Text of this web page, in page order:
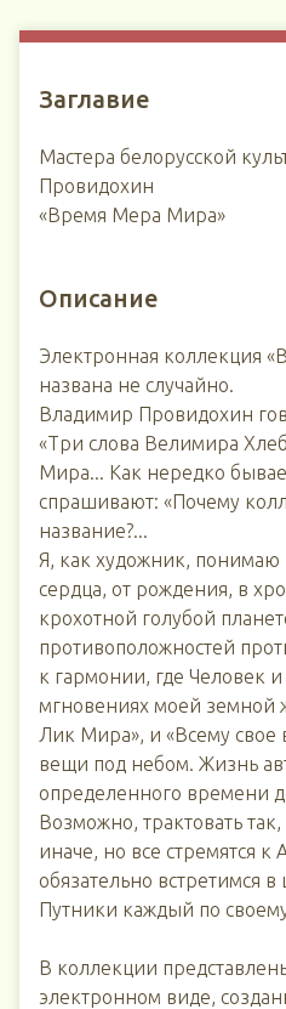
Заглавие
Мастера белорусской
Провидохин
«Время Мера Мира»
Описание
Электронная коллекция
названа не случайно.
Владимир Провидохин
«Три слова Велимира
Мира... Как нередко
спрашивают: «Почему
название?...
Я, как художник,
сердца, от рождения, в
крохотной голубой
противоположностей
к гармонии, где Человек
мгновениях моей
Лик Мира», и «Всему свое
вещи под небом. Жизнь
определенного времени
Возможно, трактовать
иначе, но все стремятся к
обязательно встретимся
Путники каждый по
В коллекции
электронном виде,